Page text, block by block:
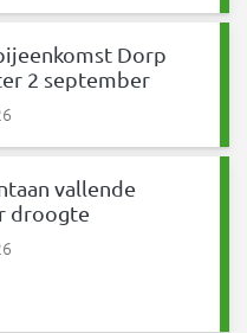
Dorp
2 september
vallende
droogte